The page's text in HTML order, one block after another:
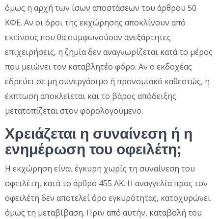
όμως η αρχή των ίσων αποστάσεων του άρθρου 50
ΚΦΕ. Αν οι όροι της εκχώρησης αποκλίνουν από
εκείνους που θα συμφωνούσαν ανεξάρτητες
επιχειρήσεις, η ζημία δεν αναγνωρίζεται κατά το μέρος
που μειώνει τον καταβλητέο φόρο. Αν ο εκδοχέας
εδρεύει σε μη συνεργάσιμο ή προνομιακό καθεστώς, η
έκπτωση αποκλείεται και το βάρος απόδειξης
μετατοπίζεται στον φορολογούμενο.
Χρειάζεται η συναίνεση ή η
ενημέρωση του οφειλέτη;
Η εκχώρηση είναι έγκυρη χωρίς τη συναίνεση του
οφειλέτη, κατά το άρθρο 455 ΑΚ. Η αναγγελία προς τον
οφειλέτη δεν αποτελεί όρο εγκυρότητας, κατοχυρώνει
όμως τη μεταβίβαση. Πριν από αυτήν, καταβολή του